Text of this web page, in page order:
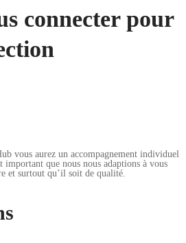
connecter pour
vous aurez un accompagnement individuel
important que nous nous adaptions à vous
et surtout qu’il soit de qualité.